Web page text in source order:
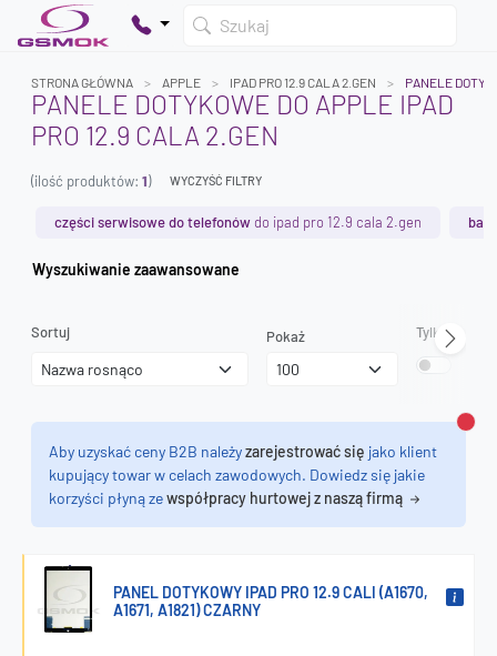
Szukaj
Dodaj produkty, aby kontynuować.
STRONA GŁÓWNA APPLE IPAD PRO 12.9 CALA 2.GEN PANELE
PANELE DOTYKOWE DO APPLE IPAD
PRO 12.9 CALA 2.GEN
(ilość produktów: 1) WYCZYŚĆ FILTRY
części serwisowe do telefonów do ipad pro 12.9 cala 2.gen
Wyszukiwanie zaawansowane
Sortuj Pokaż Tylko
Aby uzyskać ceny B2B należyzarejestrować się jako klient
kupujący towar w celach zawodowych. Dowiedz się jakie
korzyści płyną zewspółpracy hurtowej z naszą firmą
PANEL DOTYKOWY IPAD PRO 12.9 CALI (A1670,
A1671, A1821) CZARNY